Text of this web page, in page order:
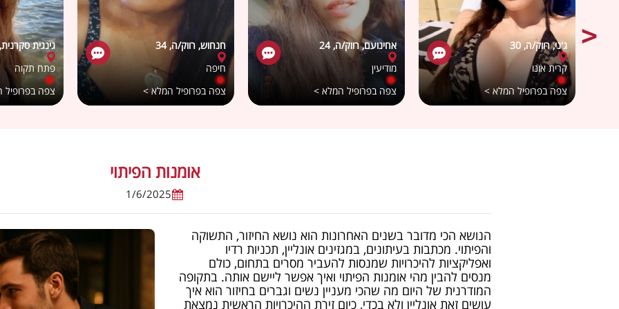
גינגית סקרנית,
פתח תקוה
צפה בפרופיל
חנחוש, רווק/ה, 34
חיפה
צפה בפרופיל המלא >
אחינועם, רווק/ה, 24
מודיעין
צפה בפרופיל המלא >
ג'ני, רווק/ה, 30
קרית אונו
צפה בפרופיל המלא >
אומנות הפיתוי
1/6/2025
הנושא הכי מדובר בשנים האחרונות הוא נושא החיזור, התשוקה
והפיתוי. מכתבות בעיתונים, במגזינים אונליין, תכניות רדיו
ואפליקציות להיכרויות שמנסות להעביר מסרים בתחום, כולם
מנסים להבין מהי אומנות הפיתוי ואיך אפשר ליישם אותה. בתקופה
המודרנית של היום מה שהכי מעניין נשים וגברים בחיזור הוא איך
עושים זאת אונליין ולא בכדי, כיום זירת ההיכרויות הראשית נמצאת